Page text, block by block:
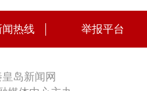
闻热线 举报平台
岛新闻网